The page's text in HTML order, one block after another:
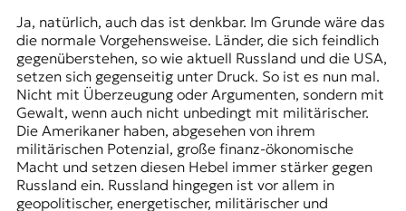
Ja, natürlich, auch das ist denkbar. Im Grunde wäre das
die normale Vorgehensweise. Länder, die sich feindlich
gegenüberstehen, so wie aktuell Russland und die USA,
setzen sich gegenseitig unter Druck. So ist es nun mal.
Nicht mit Überzeugung oder Argumenten, sondern mit
Gewalt, wenn auch nicht unbedingt mit militärischer.
Die Amerikaner haben, abgesehen von ihrem
militärischen Potenzial, große finanz-ökonomische
Macht und setzen diesen Hebel immer stärker gegen
Russland ein. Russland hingegen ist vor allem in
geopolitischer, energetischer, militärischer und